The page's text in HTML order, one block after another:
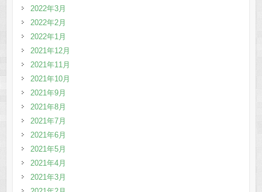
2022年3月
2022年2月
2022年1月
2021年12月
2021年11月
2021年10月
2021年9月
2021年8月
2021年7月
2021年6月
2021年5月
2021年4月
2021年3月